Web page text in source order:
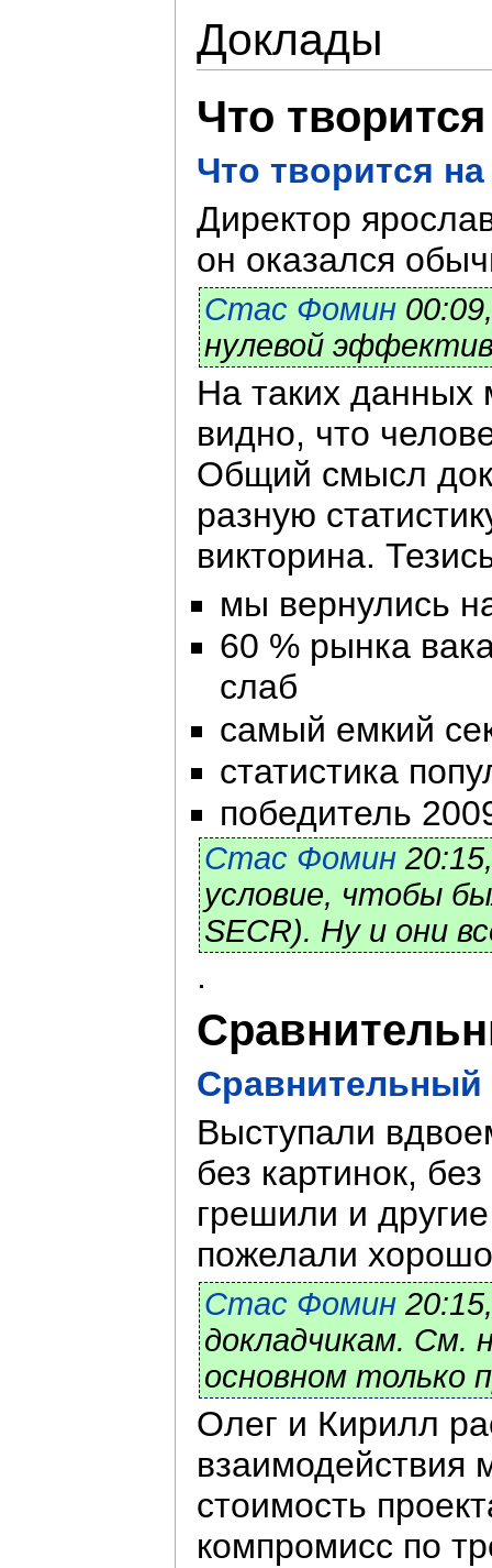
Доклады
Что
Что творится
Директор
он оказался
Стас Фомин
нулевой
На таких данных
видно, что
Общий смысл
разную
викторина.
мы вернулись
60 % рынка
слаб
самый емкий
статистика
победитель
Стас Фомин
условие, чтобы
SECR). Ну и они
.
Сравнительный
Выступали
без картинок,
грешили и
пожелали
Стас Фомин
докладчикам. См.
основном только
Олег и Кирилл
взаимодействия
стоимость
компромисс по